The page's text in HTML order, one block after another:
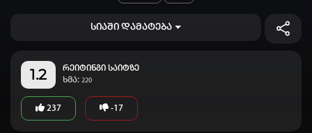
სიაში დამატება
1.2
რეიტინგი საიტზე
ხმა: 220
237 -17